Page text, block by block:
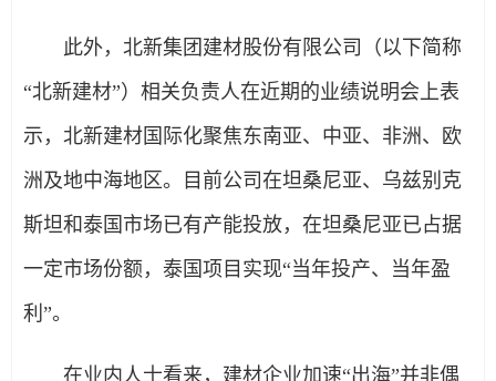
此外，北新集团建材股份有限公司（以下简称
“北新建材”）相关负责人在近期的业绩说明会上表
示，北新建材国际化聚焦东南亚、中亚、非洲、欧
洲及地中海地区。目前公司在坦桑尼亚、乌兹别克
斯坦和泰国市场已有产能投放，在坦桑尼亚已占据
一定市场份额，泰国项目实现“当年投产、当年盈
利”。
在业内人士看来，建材企业加速“出海”并非偶